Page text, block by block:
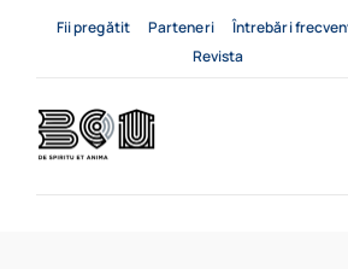
Fii pregătit Parteneri
Întrebări
Revista